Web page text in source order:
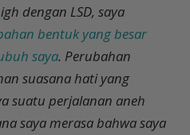
dengan LSD, saya
bentuk yang besar
saya. Perubahan
suasana hati yang
suatu perjalanan aneh
saya merasa bahwa saya